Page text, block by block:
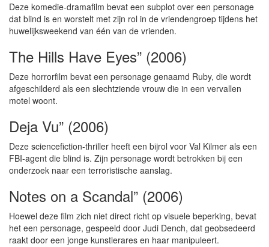
Deze komedie-dramafilm bevat een subplot over een personage
dat blind is en worstelt met zijn rol in de vriendengroep tijdens het
huwelijksweekend van één van de vrienden.
The Hills Have Eyes” (2006)
Deze horrorfilm bevat een personage genaamd Ruby, die wordt
afgeschilderd als een slechtziende vrouw die in een vervallen
motel woont.
Deja Vu” (2006)
Deze sciencefiction-thriller heeft een bijrol voor Val Kilmer als een
FBI-agent die blind is. Zijn personage wordt betrokken bij een
onderzoek naar een terroristische aanslag.
Notes on a Scandal” (2006)
Hoewel deze film zich niet direct richt op visuele beperking, bevat
het een personage, gespeeld door Judi Dench, dat geobsedeerd
raakt door een jonge kunstlerares en haar manipuleert.